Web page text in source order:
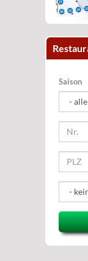
Saison